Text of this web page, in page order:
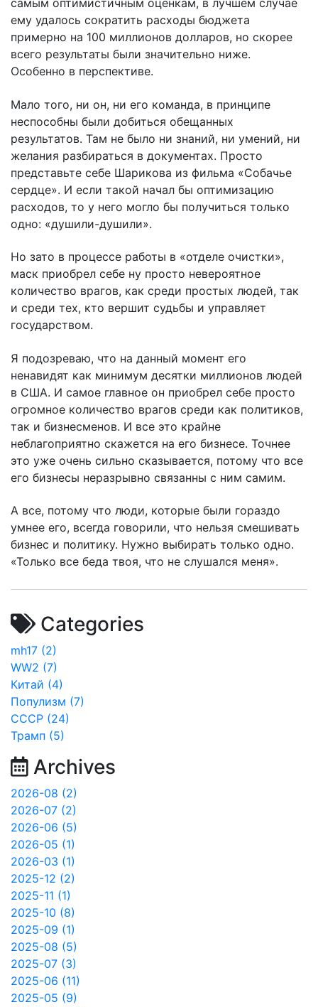
самым оптимистичным оценкам, в лучшем случае
ему удалось сократить расходы бюджета
примерно на 100 миллионов долларов, но скорее
всего результаты были значительно ниже.
Особенно в перспективе.
Мало того, ни он, ни его команда, в принципе
неспособны были добиться обещанных
результатов. Там не было ни знаний, ни умений, ни
желания разбираться в документах. Просто
представьте себе Шарикова из фильма «Собачье
сердце». И если такой начал бы оптимизацию
расходов, то у него могло бы получиться только
одно: «душили-душили».
Но зато в процессе работы в «отделе очистки»,
маск приобрел себе ну просто невероятное
количество врагов, как среди простых людей, так
и среди тех, кто вершит судьбы и управляет
государством.
Я подозреваю, что на данный момент его
ненавидят как минимум десятки миллионов людей
в США. И самое главное он приобрел себе просто
огромное количество врагов среди как политиков,
так и бизнесменов. И все это крайне
неблагоприятно скажется на его бизнесе. Точнее
это уже очень сильно сказывается, потому что все
его бизнесы неразрывно связанны с ним самим.
А все, потому что люди, которые были гораздо
умнее его, всегда говорили, что нельзя смешивать
бизнес и политику. Нужно выбирать только одно.
«Только все беда твоя, что не слушался меня».
Categories
mh17 (2)
WW2 (7)
Китай (4)
Популизм (7)
СССР (24)
Трамп (5)
Archives
2026-08 (2)
2026-07 (2)
2026-06 (5)
2026-05 (1)
2026-03 (1)
2025-12 (2)
2025-11 (1)
2025-10 (8)
2025-09 (1)
2025-08 (5)
2025-07 (3)
2025-06 (11)
2025-05 (9)